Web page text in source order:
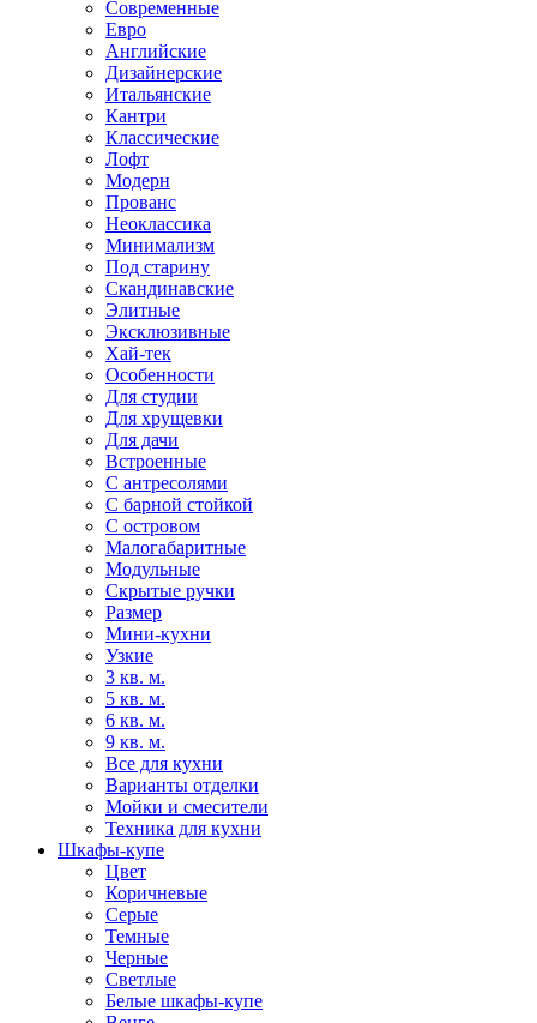
Современные
Евро
Английские
Дизайнерские
Итальянские
Кантри
Классические
Лофт
Модерн
Прованс
Неоклассика
Минимализм
Под старину
Скандинавские
Элитные
Эксклюзивные
Хай-тек
Особенности
Для студии
Для хрущевки
Для дачи
Встроенные
С антресолями
С барной стойкой
С островом
Малогабаритные
Модульные
Скрытые ручки
Размер
Мини-кухни
Узкие
3 кв. м.
5 кв. м.
6 кв. м.
9 кв. м.
Все для кухни
Варианты отделки
Мойки и смесители
Техника для кухни
Шкафы-купе
Цвет
Коричневые
Серые
Темные
Черные
Светлые
Белые шкафы-купе